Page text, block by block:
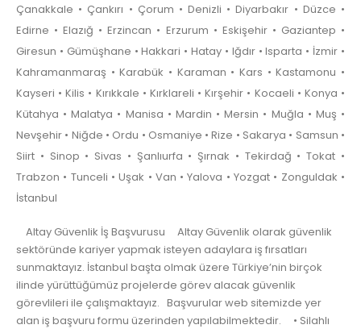
Çanakkale • Çankırı • Çorum • Denizli • Diyarbakır • Düzce •
Edirne • Elazığ • Erzincan • Erzurum • Eskişehir • Gaziantep •
Giresun • Gümüşhane • Hakkari • Hatay • Iğdır • Isparta • İzmir •
Kahramanmaraş • Karabük • Karaman • Kars • Kastamonu •
Kayseri • Kilis • Kırıkkale • Kırklareli • Kırşehir • Kocaeli • Konya •
Kütahya • Malatya • Manisa • Mardin • Mersin • Muğla • Muş •
Nevşehir • Niğde • Ordu • Osmaniye • Rize • Sakarya • Samsun •
Siirt • Sinop • Sivas • Şanlıurfa • Şırnak • Tekirdağ • Tokat •
Trabzon • Tunceli • Uşak • Van • Yalova • Yozgat • Zonguldak •
İstanbul
Altay Güvenlik İş Başvurusu Altay Güvenlik olarak güvenlik
sektöründe kariyer yapmak isteyen adaylara iş fırsatları
sunmaktayız. İstanbul başta olmak üzere Türkiye’nin birçok
ilinde yürüttüğümüz projelerde görev alacak güvenlik
görevlileri ile çalışmaktayız. Başvurular web sitemizde yer
alan iş başvuru formu üzerinden yapılabilmektedir. • Silahlı